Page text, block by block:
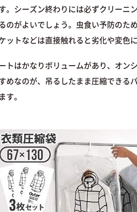
。シーズン終わりには必ずクリーニ
のがよいでしょう。虫食い予防のた
ットなどは直接触れると劣化や変色
トはかなりボリュームがあり、オン
めなのが、吊るしたまま圧縮できる
す。